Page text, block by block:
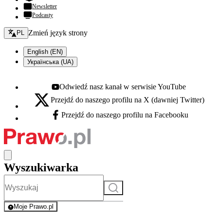
Newsletter
Podcasty
Zmień język - bieżący:
PL Zmień język strony
English (EN)
Українська (UA)
Youtube - otwiera się w nowej karcie
Odwiedź nasz kanał w serwisie YouTube
X - otwiera się w nowej karcie
Przejdź do naszego profilu na X (dawniej Twitter)
Facebook - otwiera się w nowej karcie
Przejdź do naszego profilu na Facebooku
Wyszukiwarka
Szukaj
Moje Prawo.pl
- rejestracja i logowanie do serwisu